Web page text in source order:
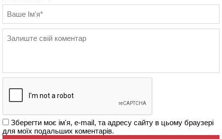
Зберегти моє ім'я, e-mail, та адресу сайту в цьому браузері
для моїх подальших коментарів.